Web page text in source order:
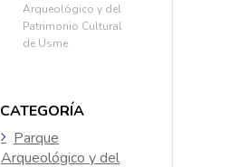
Arqueológico y del
Patrimonio Cultural
de Usme
CATEGORÍA
Parque
Arqueológico y del